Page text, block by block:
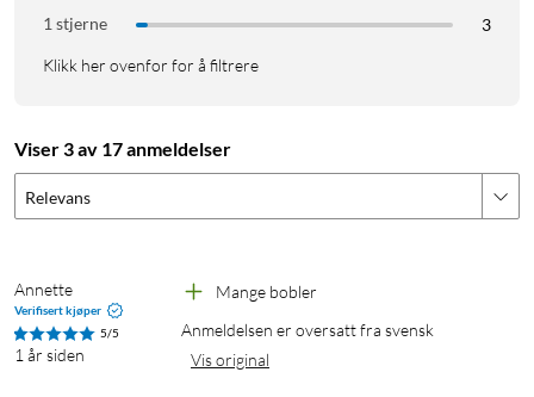
1 stjerne
3
Klikk her ovenfor for å filtrere
Viser 3 av 17 anmeldelser
Relevans
Annette
Verifisert kjøper
5/5
1 år siden
Mange bobler
Anmeldelsen er oversatt fra svensk
Vis original